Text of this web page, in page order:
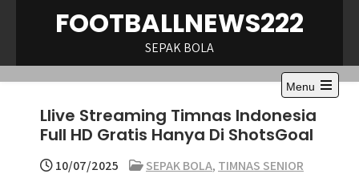
FOOTBALLNEWS222
SEPAK BOLA
Menu
Open
the
main
LIive Streaming Timnas Indonesia
Full HD Gratis Hanya Di ShotsGoal
10/07/2025 SEPAK BOLA, TIMNAS SENIOR